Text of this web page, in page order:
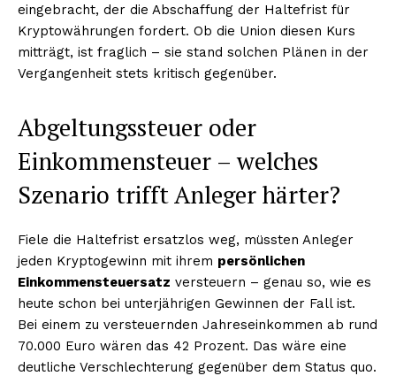
eingebracht, der die Abschaffung der Haltefrist für
Kryptowährungen fordert. Ob die Union diesen Kurs
mitträgt, ist fraglich – sie stand solchen Plänen in der
Vergangenheit stets kritisch gegenüber.
Abgeltungssteuer oder
Einkommensteuer – welches
Szenario trifft Anleger härter?
Fiele die Haltefrist ersatzlos weg, müssten Anleger
jeden Kryptogewinn mit ihrem persönlichen
Einkommensteuersatz versteuern – genau so, wie es
heute schon bei unterjährigen Gewinnen der Fall ist.
Bei einem zu versteuernden Jahreseinkommen ab rund
70.000 Euro wären das 42 Prozent. Das wäre eine
deutliche Verschlechterung gegenüber dem Status quo.